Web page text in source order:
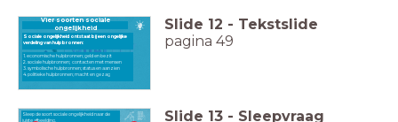
Vier soorten sociale
ongelijkheid
Sociale ongelijkheid ontstaat bij een ongelijke
verdeling van hulpbronnen:
1. economische hulpbronnen; geld en bezit
2. sociale hulpbronnen; contacten met mensen
3. symbolische hulpbronnen; status en aanzien
4. politieke hulpbronnen; macht en gezag
Slide 12 - Tekstslide
pagina 49
Sleep de soort sociale ongelijkheid naar de
juiste afbeelding.
Slide 13 - Sleepvraag